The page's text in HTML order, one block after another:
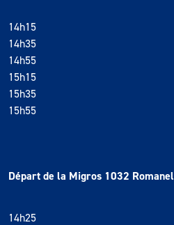
14h15
14h35
14h55
15h15
15h35
15h55
Départ de la Migros 1032 Romanel
14h25